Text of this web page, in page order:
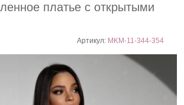
платье с открытыми
Артикул: MKM-11-344-354